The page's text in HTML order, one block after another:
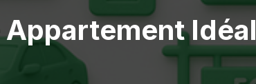
Appartement Idéal